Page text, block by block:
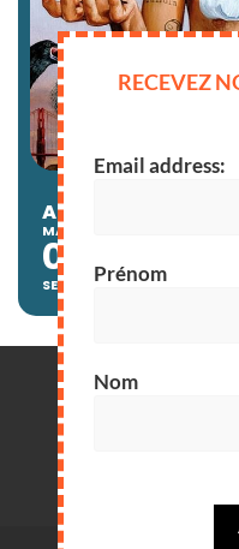
ANDRÉ IS AN IDIOT
MARDI
01
SEPT.
RECEVEZ
Email address:
Prénom
Nom